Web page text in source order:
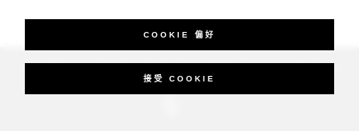
_Four Seasons Hotels Limited 1997-2026. All Rights Reserved.
COOKIE 偏好
接受 COOKIE